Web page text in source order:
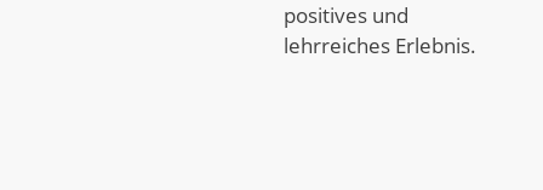
positives und
lehrreiches Erlebnis.